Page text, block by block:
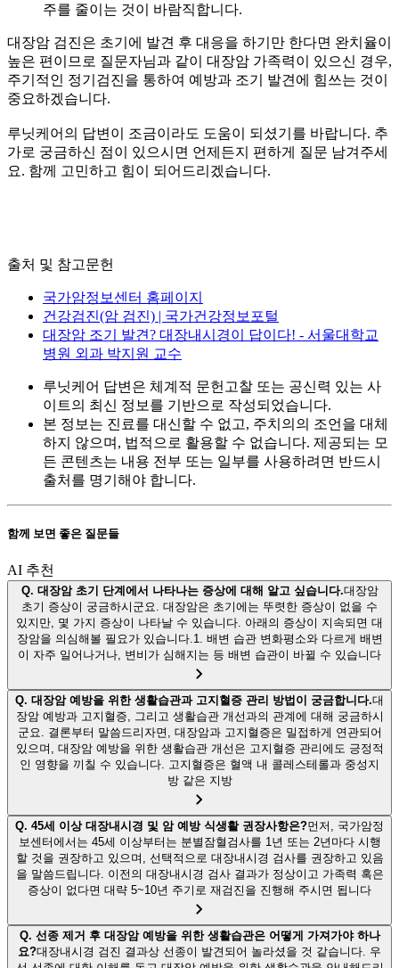
주를 줄이는 것이 바람직합니다.
대장암 검진은 초기에 발견 후 대응을 하기만 한다면 완치율이
높은 편이므로 질문자님과 같이 대장암 가족력이 있으신 경우,
주기적인 정기검진을 통하여 예방과 조기 발견에 힘쓰는 것이
중요하겠습니다.
루닛케어의 답변이 조금이라도 도움이 되셨기를 바랍니다. 추
가로 궁금하신 점이 있으시면 언제든지 편하게 질문 남겨주세
요. 함께 고민하고 힘이 되어드리겠습니다.
출처 및 참고문헌
국가암정보센터 홈페이지
건강검진(암 검진) | 국가건강정보포털
대장암 조기 발견? 대장내시경이 답이다! - 서울대학교
병원 외과 박지원 교수
루닛케어 답변은 체계적 문헌고찰 또는 공신력 있는 사
이트의 최신 정보를 기반으로 작성되었습니다.
본 정보는 진료를 대신할 수 없고, 주치의의 조언을 대체
하지 않으며, 법적으로 활용할 수 없습니다. 제공되는 모
든 콘텐츠는 내용 전부 또는 일부를 사용하려면 반드시
출처를 명기해야 합니다.
함께 보면 좋은 질문들
AI 추천
Q. 대장암 초기 단계에서 나타나는 증상에 대해 알고 싶습니다.대장암
초기 증상이 궁금하시군요. 대장암은 초기에는 뚜렷한 증상이 없을 수
있지만, 몇 가지 증상이 나타날 수 있습니다. 아래의 증상이 지속되면 대
장암을 의심해볼 필요가 있습니다.1. 배변 습관 변화평소와 다르게 배변
이 자주 일어나거나, 변비가 심해지는 등 배변 습관이 바뀔 수 있습니다
Q. 대장암 예방을 위한 생활습관과 고지혈증 관리 방법이 궁금합니다.대
장암 예방과 고지혈증, 그리고 생활습관 개선과의 관계에 대해 궁금하시
군요. 결론부터 말씀드리자면, 대장암과 고지혈증은 밀접하게 연관되어
있으며, 대장암 예방을 위한 생활습관 개선은 고지혈증 관리에도 긍정적
인 영향을 끼칠 수 있습니다. 고지혈증은 혈액 내 콜레스테롤과 중성지
방 같은 지방
Q. 45세 이상 대장내시경 및 암 예방 식생활 권장사항은?먼저, 국가암정
보센터에서는 45세 이상부터는 분별잠혈검사를 1년 또는 2년마다 시행
할 것을 권장하고 있으며, 선택적으로 대장내시경 검사를 권장하고 있음
을 말씀드립니다. 이전의 대장내시경 검사 결과가 정상이고 가족력 혹은
증상이 없다면 대략 5~10년 주기로 재검진을 진행해 주시면 됩니다
Q. 선종 제거 후 대장암 예방을 위한 생활습관은 어떻게 가져가야 하나
요?대장내시경 검진 결과상 선종이 발견되어 놀라셨을 것 같습니다. 우